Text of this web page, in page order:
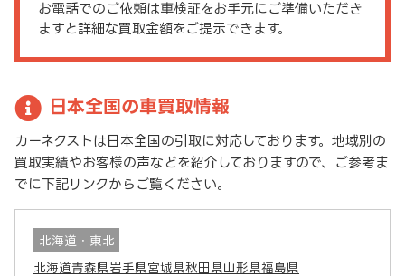
お電話でのご依頼は車検証をお手元にご準備いただき
ますと詳細な買取金額をご提示できます。
日本全国の車買取情報
カーネクストは日本全国の引取に対応しております。地域別の
買取実績やお客様の声などを紹介しておりますので、ご参考ま
でに下記リンクからご覧ください。
北海道・東北
北海道青森県岩手県宮城県秋田県山形県福島県